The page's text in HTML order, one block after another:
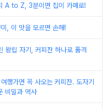
A to Z, 3분이면 집이 카페로!
, 이 맛을 모르면 손해!
왕립 자기, 커피잔 하나로 품격
행가면 꼭 사오는 커피잔. 도자기
비밀과 역사